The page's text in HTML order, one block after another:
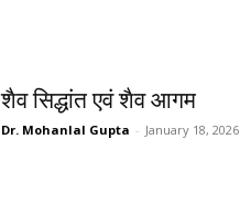
शैव सिद्धांत एवं शैव आगम
Dr. Mohanlal Gupta - January 18, 2026